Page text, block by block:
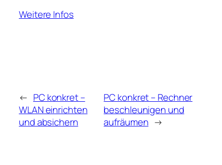
Weitere Infos
← PC konkret –
WLAN einrichten
und absichern
PC konkret – Rechner
beschleunigen und
aufräumen →